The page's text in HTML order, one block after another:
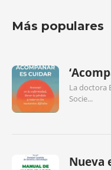
Más populares
La doctora
Socie...
Nueva